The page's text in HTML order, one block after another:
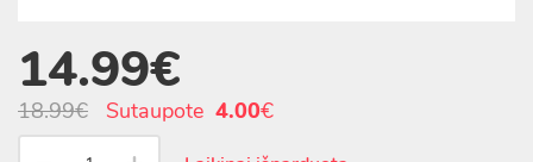
14.99€
18.99€ Sutaupote 4.00€